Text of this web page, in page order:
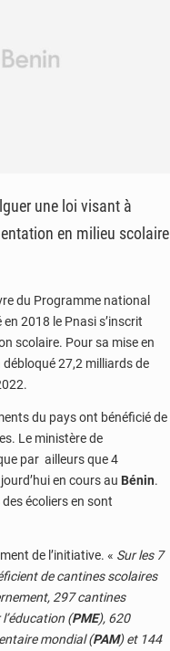
une loi visant à
en milieu scolaire
du Programme national
en 2018 le Pnasi s’inscrit
scolaire. Pour sa mise en
27,2 milliards de
du pays ont bénéficié de
Le ministère de
par ailleurs que 4
en cours au Bénin.
écoliers en sont
de l’initiative. « Sur les 7
de cantines scolaires
297 cantines
(PME), 620
mondial (PAM) et 144